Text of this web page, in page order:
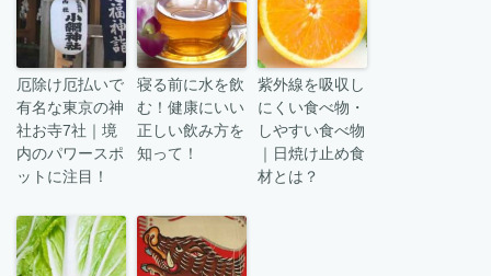
厄除け厄払いで
有名な東京の神
社お寺7社｜境
内のパワースポ
ットに注目！
寝る前に水を飲
む！健康にいい
正しい飲み方を
知って！
紫外線を吸収し
にくい食べ物・
しやすい食べ物
｜日焼け止め食
材とは？